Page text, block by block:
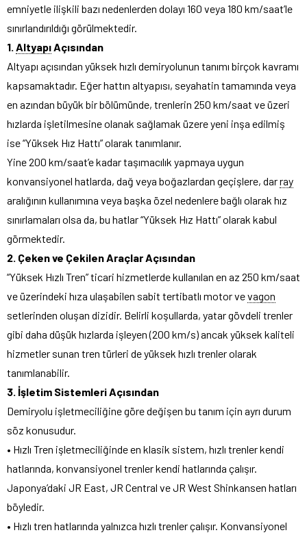
emniyetle ilişkili bazı nedenlerden dolayı 160 veya 180 km/saat’le
sınırlandırıldığı görülmektedir.
1. Altyapı Açısından
Altyapı açısından yüksek hızlı demiryolunun tanımı birçok kavramı
kapsamaktadır. Eğer hattın altyapısı, seyahatin tamamında veya
en azından büyük bir bölümünde, trenlerin 250 km/saat ve üzeri
hızlarda işletilmesine olanak sağlamak üzere yeni inşa edilmiş
ise “Yüksek Hız Hattı” olarak tanımlanır.
Yine 200 km/saat’e kadar taşımacılık yapmaya uygun
konvansiyonel hatlarda, dağ veya boğazlardan geçişlere, darray
aralığının kullanımına veya başka özel nedenlere bağlı olarak hız
sınırlamaları olsa da, bu hatlar “Yüksek Hız Hattı” olarak kabul
görmektedir.
2. Çeken ve Çekilen Araçlar Açısından
“Yüksek Hızlı Tren” ticari hizmetlerde kullanılan en az 250 km/saat
ve üzerindeki hıza ulaşabilen sabit tertibatlı motor vevagon
setlerinden oluşan dizidir. Belirli koşullarda, yatar gövdeli trenler
gibi daha düşük hızlarda işleyen (200 km/s) ancak yüksek kaliteli
hizmetler sunan tren türleri de yüksek hızlı trenler olarak
tanımlanabilir.
3. İşletim Sistemleri Açısından
Demiryolu işletmeciliğine göre değişen bu tanım için ayrı durum
söz konusudur.
• Hızlı Tren işletmeciliğinde en klasik sistem, hızlı trenler kendi
hatlarında, konvansiyonel trenler kendi hatlarında çalışır.
Japonya’daki JR East, JR Central ve JR West Shinkansen hatları
böyledir.
• Hızlı tren hatlarında yalnızca hızlı trenler çalışır. Konvansiyonel